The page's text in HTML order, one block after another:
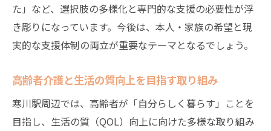
た」など、選択肢の多様化と専門的な支援の必要性が浮
き彫りになっています。今後は、本人・家族の希望と現
実的な支援体制の両立が重要なテーマとなるでしょう。
高齢者介護と生活の質向上を目指す取り組み
寒川駅周辺では、高齢者が「自分らしく暮らす」ことを
目指し、生活の質（QOL）向上に向けた多様な取り組み